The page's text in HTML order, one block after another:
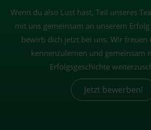
Wenn du also Lust hast, Teil unseres
mit uns gemeinsam an unserem
bewirb dich jetzt bei uns. Wir freuen
kennenzulernen und gemeinsam
Erfolgsgeschichte
Jetzt bewerben!